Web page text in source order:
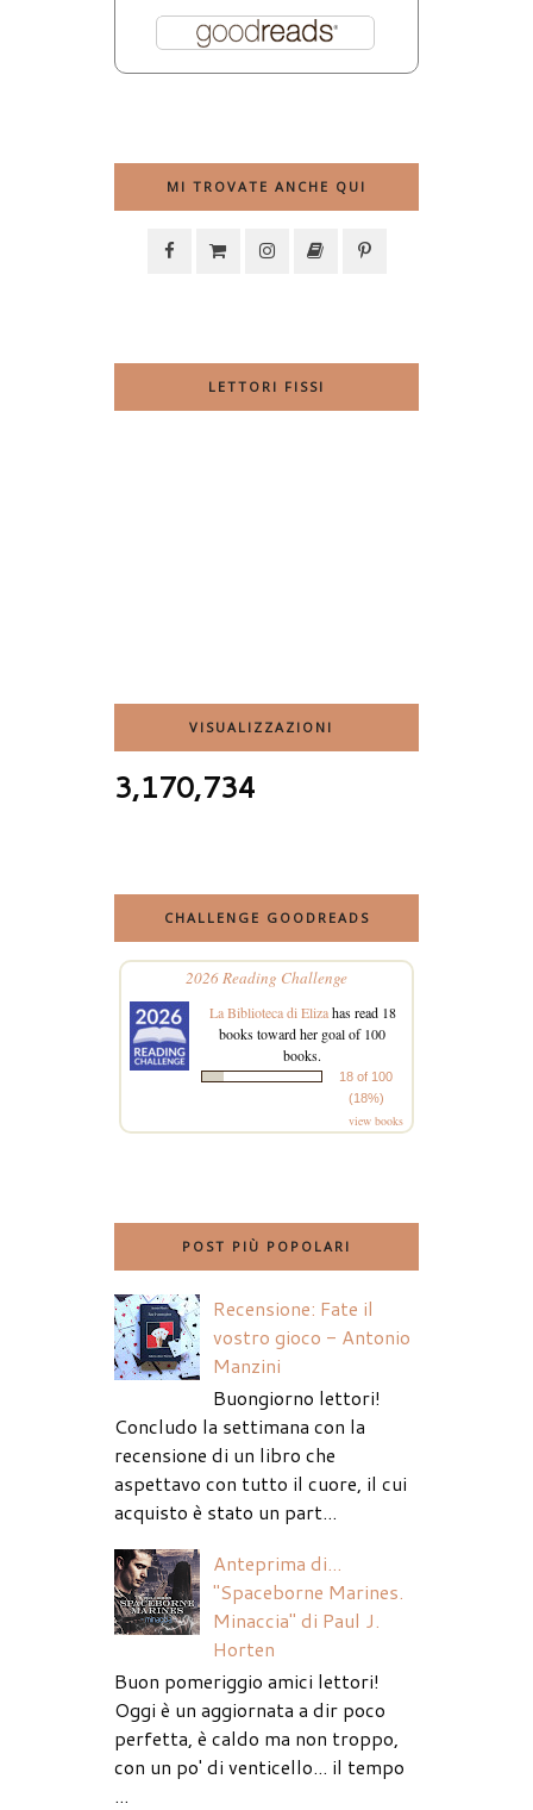
MI TROVATE ANCHE QUI
LETTORI FISSI
VISUALIZZAZIONI
3,170,734
CHALLENGE GOODREADS
2026 Reading Challenge
La Biblioteca di Elizahas read 18
books toward her goal of 100
books.
18 of 100
(18%)
view books
POST PIÙ POPOLARI
Recensione: Fate il
vostro gioco - Antonio
Manzini
Buongiorno lettori!
Concludo la settimana con la
recensione di un libro che
aspettavo con tutto il cuore, il cui
acquisto è stato un part...
Anteprima di...
"Spaceborne Marines.
Minaccia" di Paul J.
Horten
Buon pomeriggio amici lettori!
Oggi è un aggiornata a dir poco
perfetta, è caldo ma non troppo,
con un po' di venticello... il tempo
...